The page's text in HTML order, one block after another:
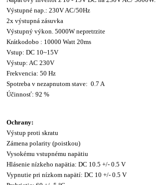
Výstupné nap.: 230V AC/50Hz
2x výstupná zásuvka
Výstupný výkon. 5000W nepretrzite
Krátkodobo : 10000 Watt 20ms
Vstup: DC 10~15V
Výstup: AC 230V
Frekvencia: 50 Hz
Spotreba v nezapnutom stave: 0.7 A
Účinnosť: 92 %
Ochrany:
Výstup proti skratu
Zámena polarity (poistkou)
Vysokému vstupnému napätiu
Hlásenie nízkeho napätia: DC 10.5 +/- 0.5 V
Vypnutie pri nízkom napätí: DC 10 +/- 0.5 V